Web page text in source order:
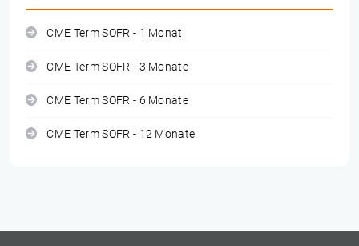
CME Term SOFR - 1 Monat
CME Term SOFR - 3 Monate
CME Term SOFR - 6 Monate
CME Term SOFR - 12 Monate